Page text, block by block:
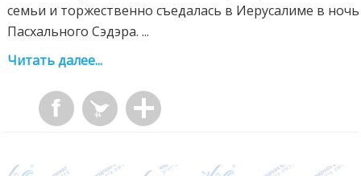
семьи и торжественно съедалась в Иерусалиме в ночь
Пасхального Сэдэра. ...
Читать далее...